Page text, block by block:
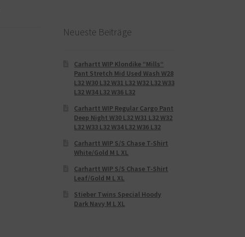
Neueste Beiträge
Carhartt WIP Klondike “Mills“
Pant Stretch Mid Used Wash W28
L32 W30 L32 W31 L32 W32 L32 W33
L32 W34 L32 W36 L32
Carhartt WIP Regular Cargo Pant
Deep Night W30 L32 W31 L32 W32
L32 W33 L32 W34 L32 W36 L32
Carhartt WIP S/S Chase T-Shirt
White/Gold M L XL
Carhartt WIP S/S Chase T-Shirt
Leaf/Gold M L XL
Stieber Twins Special Hoody
Dark Navy M L XL